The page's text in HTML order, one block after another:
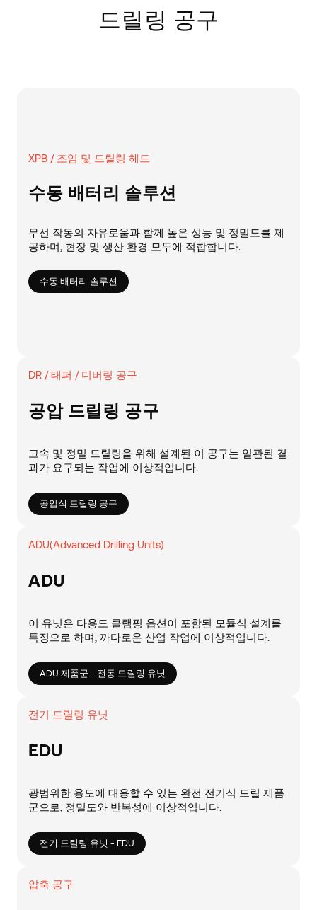
드릴링 공구
XPB / 조임 및 드릴링 헤드
수동 배터리 솔루션
무선 작동의 자유로움과 함께 높은 성능 및 정밀도를 제
공하며, 현장 및 생산 환경 모두에 적합합니다.
수동 배터리 솔루션
DR / 태퍼 / 디버링 공구
공압 드릴링 공구
고속 및 정밀 드릴링을 위해 설계된 이 공구는 일관된 결
과가 요구되는 작업에 이상적입니다.
공압식 드릴링 공구
ADU(Advanced Drilling Units)
ADU
이 유닛은 다용도 클램핑 옵션이 포함된 모듈식 설계를
특징으로 하며, 까다로운 산업 작업에 이상적입니다.
ADU 제품군 - 전동 드릴링 유닛
전기 드릴링 유닛
EDU
광범위한 용도에 대응할 수 있는 완전 전기식 드릴 제품
군으로, 정밀도와 반복성에 이상적입니다.
전기 드릴링 유닛 - EDU
압축 공구